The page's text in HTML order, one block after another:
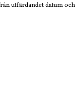
utfärdandet datum och